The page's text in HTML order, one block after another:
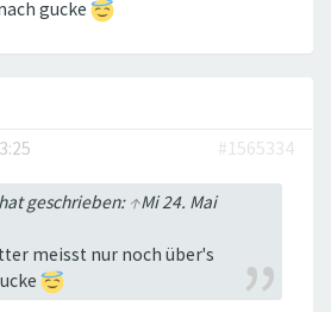
gucke
#1565334
geschrieben: ↑Mi 24. Mai
meisst nur noch über's